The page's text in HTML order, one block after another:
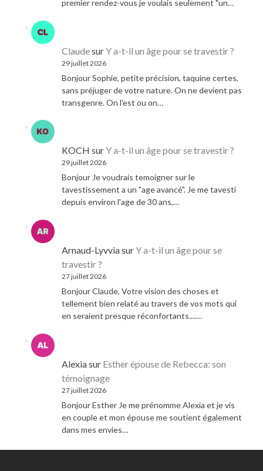
premier rendez-vous je voulais seulement "un…
ClaudesurY a-t-il un âge pour se travestir ?
29 juillet 2026
Bonjour Sophie, petite précision, taquine certes,
sans préjuger de votre nature. On ne devient pas
transgenre. On l'est ou on…
KOCH surY a-t-il un âge pour se travestir ?
29 juillet 2026
Bonjour Je voudrais temoigner sur le
tavestissement a un "age avancé". Je me tavesti
depuis environ l'age de 30 ans,…
Arnaud-LyvviasurY a-t-il un âge pour se
travestir ?
27 juillet 2026
Bonjour Claude, Votre vision des choses et
tellement bien relaté au travers de vos mots qui
en seraient presque réconfortants....…
Alexiasur Esther épouse de Rebecca: son
témoignage
27 juillet 2026
Bonjour Esther Je me prénomme Alexia et je vis
en couple et mon épouse me soutient également
dans mes envies…